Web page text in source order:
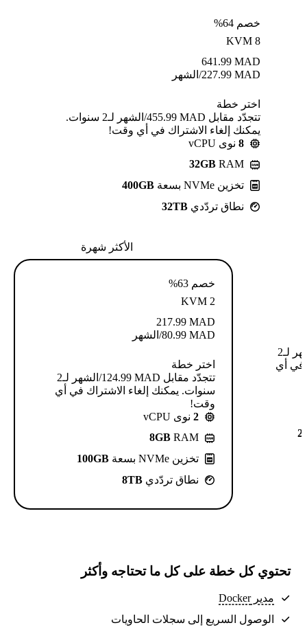
خصم 64%
KVM 8
MAD
641.99
MAD
227.99/الشهر
اختر خطة
تتجدّد مقابل MAD ⁦455.99⁩/الشهر لـ2 سنوات.
يمكنك إلغاء الاشتراك في أي وقت!
8 نوى vCPU
32GB RAM
تخزين NVMe بسعة
400GB
نطاق تردّدي 32TB
الأكثر شهرة
خصم 63%
KVM 2
MAD
217.99
MAD
80.99/الشهر
اختر خطة
تتجدّد مقابل MAD ⁦124.99⁩/الشهر لـ2
سنوات. يمكنك إلغاء الاشتراك في أي
وقت!
2 نوى vCPU
8GB RAM
تخزين NVMe بسعة
100GB
نطاق تردّدي 8TB
تتجدّد مقابل MAD ⁦248.99⁩/الشهر لـ2
في أي
تحتوي كل خطة على كل ما تحتاجه وأكثر
مدير Docker
الوصول السريع إلى سجلات الحاويات